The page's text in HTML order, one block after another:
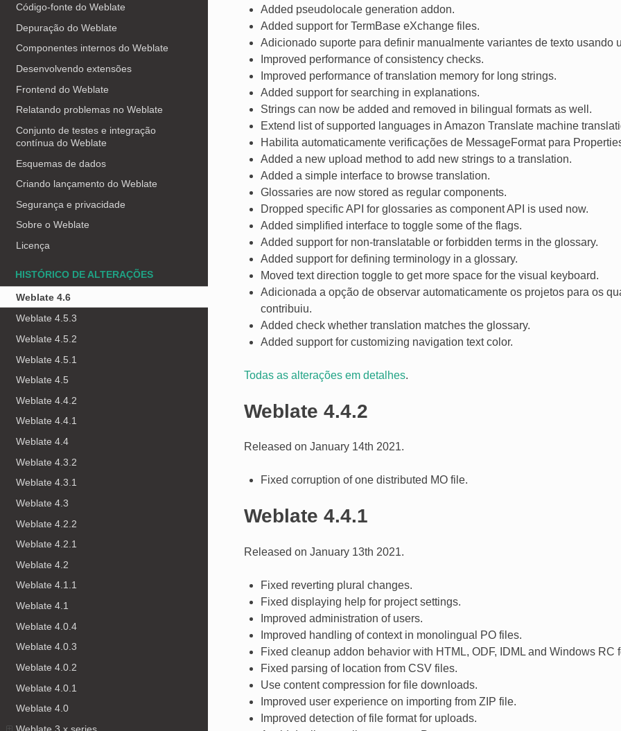
Código-fonte do Weblate
Depuração do Weblate
Componentes internos do Weblate
Desenvolvendo extensões
Frontend do Weblate
Relatando problemas no Weblate
Conjunto de testes e integração
contínua do Weblate
Esquemas de dados
Criando lançamento do Weblate
Segurança e privacidade
Sobre o Weblate
Licença
HISTÓRICO DE ALTERAÇÕES
Weblate 4.6
Weblate 4.5.3
Weblate 4.5.2
Weblate 4.5.1
Weblate 4.5
Weblate 4.4.2
Weblate 4.4.1
Weblate 4.4
Weblate 4.3.2
Weblate 4.3.1
Weblate 4.3
Weblate 4.2.2
Weblate 4.2.1
Weblate 4.2
Weblate 4.1.1
Weblate 4.1
Weblate 4.0.4
Weblate 4.0.3
Weblate 4.0.2
Weblate 4.0.1
Weblate 4.0
Weblate 3.x series
Added pseudolocale generation addon.
Added support for TermBase eXchange files.
Adicionado suporte para definir manualmente variantes de texto usando
Improved performance of consistency checks.
Improved performance of translation memory for long strings.
Added support for searching in explanations.
Strings can now be added and removed in bilingual formats as well.
Extend list of supported languages in Amazon Translate machine
Habilita automaticamente verificações de MessageFormat para
Added a new upload method to add new strings to a translation.
Added a simple interface to browse translation.
Glossaries are now stored as regular components.
Dropped specific API for glossaries as component API is used now.
Added simplified interface to toggle some of the flags.
Added support for non-translatable or forbidden terms in the glossary.
Added support for defining terminology in a glossary.
Moved text direction toggle to get more space for the visual keyboard.
Adicionada a opção de observar automaticamente os projetos para os
contribuiu.
Added check whether translation matches the glossary.
Added support for customizing navigation text color.
Todas as alterações em detalhes.
Weblate 4.4.2
Released on January 14th 2021.
Fixed corruption of one distributed MO file.
Weblate 4.4.1
Released on January 13th 2021.
Fixed reverting plural changes.
Fixed displaying help for project settings.
Improved administration of users.
Improved handling of context in monolingual PO files.
Fixed cleanup addon behavior with HTML, ODF, IDML and Windows RC
Fixed parsing of location from CSV files.
Use content compression for file downloads.
Improved user experience on importing from ZIP file.
Improved detection of file format for uploads.